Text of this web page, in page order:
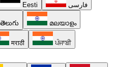
Eesti فارسی
తెలుగు മലയാളം
मराठी ਪੰਜਾਬੀ